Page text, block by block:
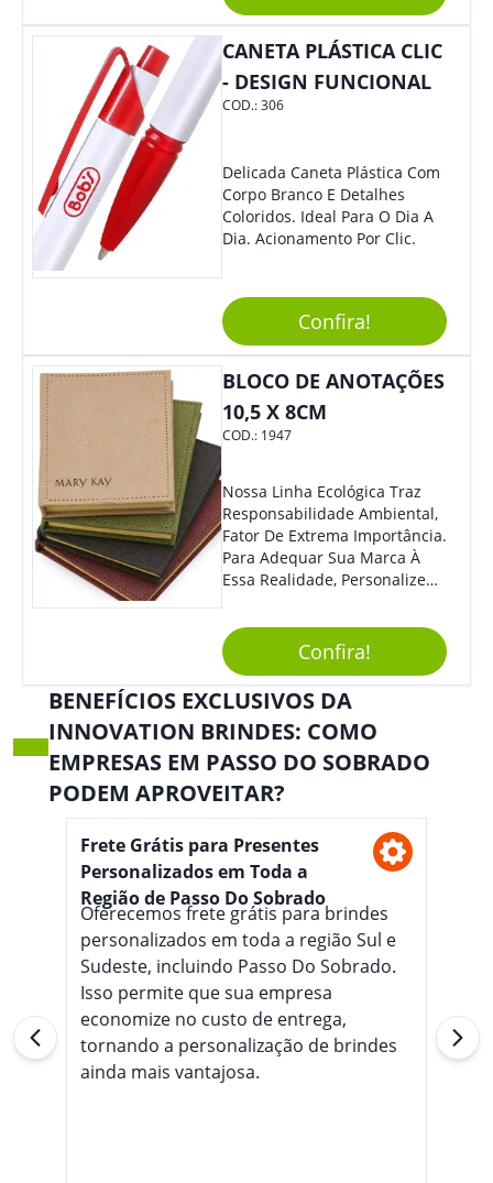
Material Reciclado, O Brinde
Também É Prático, Tornando-
Se Assim Excelente Para Uso
Cotidiano. Perfeito, Não É?!
CANETA PLÁSTICA CLIC
- DESIGN FUNCIONAL
COD.:306
Delicada Caneta Plástica Com
Corpo Branco E Detalhes
Coloridos. Ideal Para O Dia A
Dia. Acionamento Por Clic.
Confira!
BLOCO DE ANOTAÇÕES
10,5 X 8CM
COD.: 1947
Nossa Linha Ecológica Traz
Responsabilidade Ambiental,
Fator De Extrema Importância.
Para Adequar Sua Marca À
Essa Realidade, Personalize
Anotações Com Post-It E
Caneta. Elaborado A Partir De
Material Reciclado, O Brinde
Também É Prático, Tornando-
Se Assim Excelente Para Uso
Cotidiano. Perfeito, Não É?!
Confira!
BENEFÍCIOS EXCLUSIVOS DA
INNOVATION BRINDES: COMO
EMPRESAS EM PASSO DO SOBRADO
PODEM APROVEITAR?
Frete Grátis para Presentes
Personalizados em Toda a
Região de Passo Do Sobrado
Oferecemos frete grátis para brindes
personalizados em toda a região Sul e
Sudeste, incluindo Passo Do Sobrado.
Isso permite que sua empresa
economize no custo de entrega,
tornando a personalização de brindes
ainda mais vantajosa.